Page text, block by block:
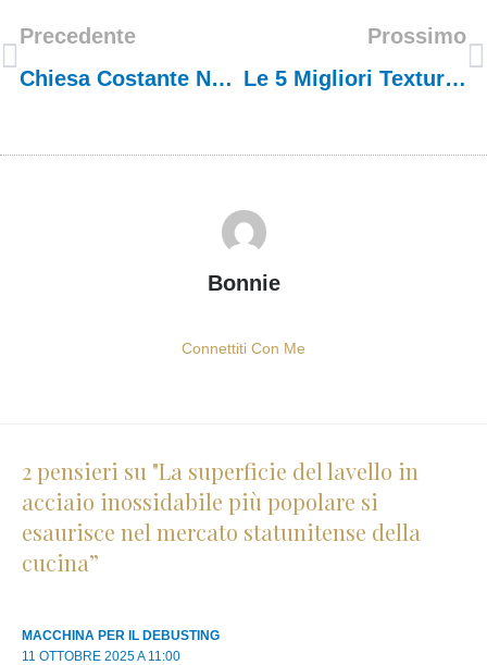
Precedente
Chiesa Costante Nel Mercato Della Cucina Degli Stati Uniti— Lavelli In Acciaio Inossidabile
Prossimo
Le 5 Migliori Texture Per Lavelli Da Cucina In Granito Che I Consumatori Americani Stanno Scegliendo
Bonnie
Connettiti Con Me
2 pensieri su "La superficie del lavello in
acciaio inossidabile più popolare si
esaurisce nel mercato statunitense della
cucina”
MACCHINA PER IL DEBUSTING
11 OTTOBRE 2025 A 11:00